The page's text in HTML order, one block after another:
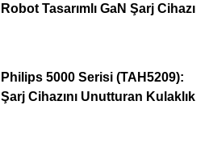
Robot Tasarımlı GaN Şarj Cihazı
Philips 5000 Serisi (TAH5209):
Şarj Cihazını Unutturan Kulaklık